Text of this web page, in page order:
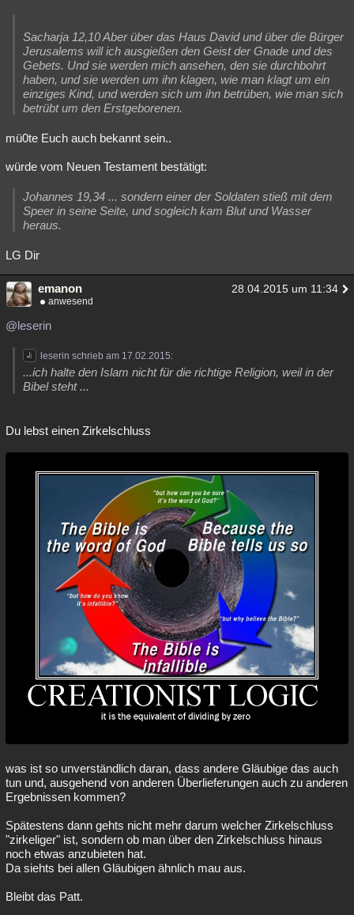
Sacharja 12,10 Aber über das Haus David und über die Bürger
Jerusalems will ich ausgießen den Geist der Gnade und des
Gebets. Und sie werden mich ansehen, den sie durchbohrt
haben, und sie werden um ihn klagen, wie man klagt um ein
einziges Kind, und werden sich um ihn betrüben, wie man sich
betrübt um den Erstgeborenen.
mü0te Euch auch bekannt sein..
würde vom Neuen Testament bestätigt:
Johannes 19,34 ... sondern einer der Soldaten stieß mit dem
Speer in seine Seite, und sogleich kam Blut und Wasser
heraus.
LG Dir
emanon 28.04.2015 um 11:34
anwesend
@leserin
leserin schrieb am 17.02.2015:
...ich halte den Islam nicht für die richtige Religion, weil in der
Bibel steht ...
Du lebst einen Zirkelschluss
was ist so unverständlich daran, dass andere Gläubige das auch
tun und, ausgehend von anderen Überlieferungen auch zu anderen
Ergebnissen kommen?
Spätestens dann gehts nicht mehr darum welcher Zirkelschluss
"zirkeliger" ist, sondern ob man über den Zirkelschluss hinaus
noch etwas anzubieten hat.
Da siehts bei allen Gläubigen ähnlich mau aus.
Bleibt das Patt.